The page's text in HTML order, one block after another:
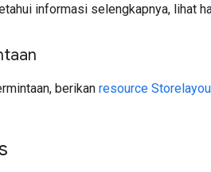
informasi selengkapnya, lihat
berikan resource